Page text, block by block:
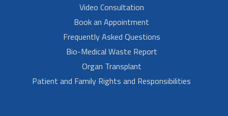
Video Consultation
Book an Appointment
Frequently Asked Questions
Bio-Medical Waste Report
Organ Transplant
Patient and Family Rights and Responsibilities